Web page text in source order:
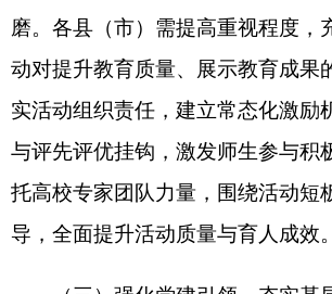
反馈；发挥作业诊断功能，精准分析学生
实施效能，加强课堂纪律管控，探索建立
积分制，鼓励学生认真听讲、积极参与；
方法与资源利用，创新教学方法、适配学
提升课堂效率；优化教学评价方式，实施
终结性评价相结合，充分体现教学评一致性